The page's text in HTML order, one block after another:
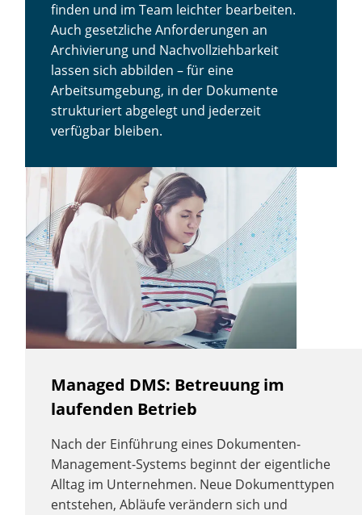
finden und im Team leichter bearbeiten.
Auch gesetzliche Anforderungen an
Archivierung und Nachvollziehbarkeit
lassen sich abbilden – für eine
Arbeitsumgebung, in der Dokumente
strukturiert abgelegt und jederzeit
verfügbar bleiben.
Managed DMS: Betreuung im
laufenden Betrieb
Nach der Einführung eines Dokumenten-
Management-Systems beginnt der eigentliche
Alltag im Unternehmen. Neue Dokumenttypen
entstehen, Abläufe verändern sich und